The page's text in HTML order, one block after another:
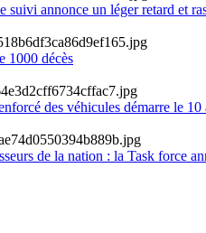
annonce un léger retard et
1000 décès
des véhicules démarre le 10
de la nation : la Task force